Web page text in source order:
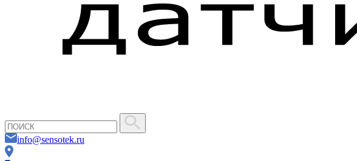
info@sensotek.ru